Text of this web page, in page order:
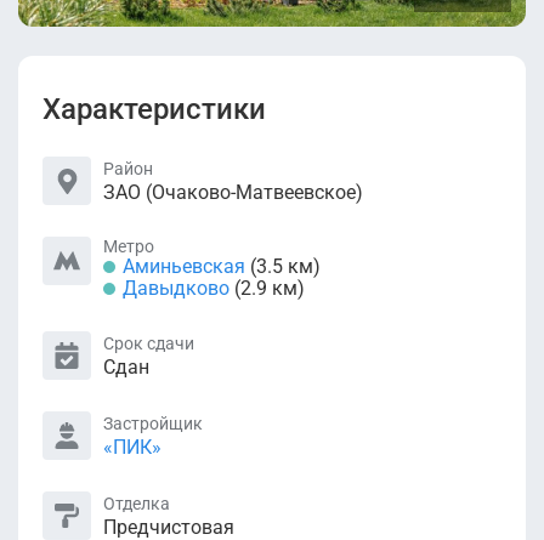
Характеристики
Район
ЗАО (Очаково-Матвеевское)
Метро
Аминьевская (3.5 км)
Давыдково (2.9 км)
Срок сдачи
Сдан
Застройщик
«ПИК»
Отделка
Предчистовая